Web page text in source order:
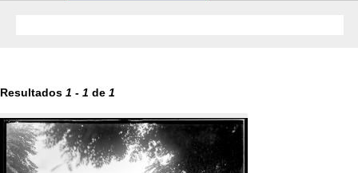
Resultados 1 - 1 de 1